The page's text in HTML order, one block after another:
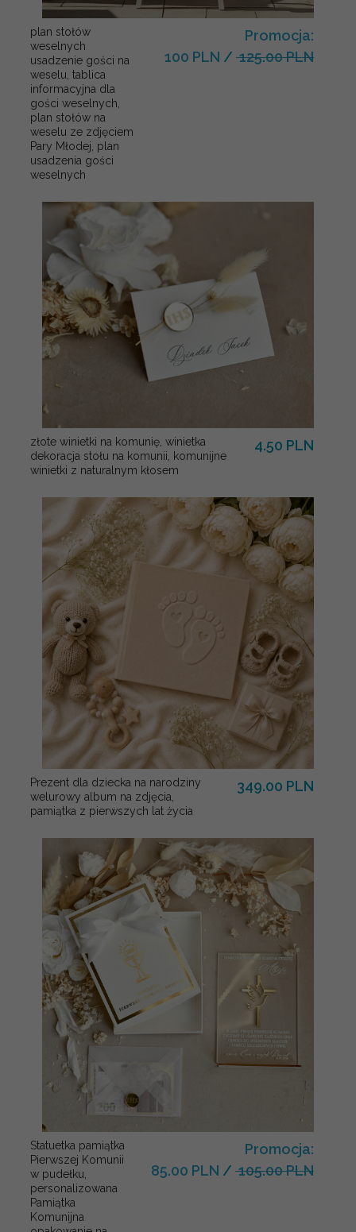
plan stołów
weselnych
usadzenie gości na
weselu, tablica
informacyjna dla
gości weselnych,
plan stołów na
weselu ze zdjęciem
Pary Młodej, plan
usadzenia gości
weselnych
Promocja:
100 PLN / 125.00 PLN
złote winietki na komunię, winietka
dekoracja stołu na komunii, komunijne
winietki z naturalnym kłosem
4.50 PLN
Prezent dla dziecka na narodziny
welurowy album na zdjęcia,
pamiątka z pierwszych lat życia
349.00 PLN
Statuetka pamiątka
Pierwszej Komunii
w pudełku,
personalizowana
Pamiątka
Komunijna
Promocja:
85.00 PLN / 105.00 PLN